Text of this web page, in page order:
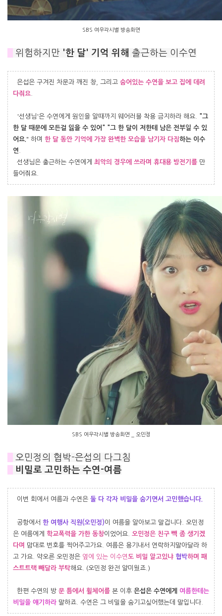
SBS 여우각시별 방송화면
위험하지만 '한 달' 기억 위해 출근하는 이수연
은섭은 구겨진 차문과 깨진 창, 그리고 숨어있는 수연을 보고 집에 데려
다줘요
'선생님'은 수연에게 원인을 알때까지 웨어러블 착용 금지하라 해요. "그
한 달 때문에 모든걸 잃을 수 있어" "그 한 달이 저한테 남은 전부일 수 있
어요. " 하며 한 달 동안 기억에 가장 완벽한 모습을 남기자 다짐하는 이수
연
선생님은 출근하는 수연에게 최악의 경우에 쓰라며 휴대용 방전기를 만
들어줘요.
SBS 여우각시별 방송화면 _ 오민정
오민정의 협박-은섭의 다그침
비밀로 고민하는 수연-여름
이번 회에서 여름과 수연은 둘 다 각자 비밀을 숨기면서 고민했습니다.
공항에서 한 여행사 직원(오민정)이 여름을 알아보고 말겁니다. 오민정
은 여름에게 학교폭력을 가한 동창이었어요. 오민정은 친구 빽 좀 생기겠
다며
맘대로 번호를 찍어주고가요. 여름은 용기내서 연락하지말아달라 하
고 가요. 약오른 오민정은 옆에 있는 이수연도 비밀 알고있냐 협박하며 패
스트트랙 빼달라 부탁해요. (오민정 완전 얄미웠죠.)
한편 수연의 방 문 틈에서 휠체어를 본 이후 은섭은 수연에게 여름한테는
비밀을 얘기하라 말하죠. 수연은 그 비밀을 숨기고싶어했는데 말입니다.